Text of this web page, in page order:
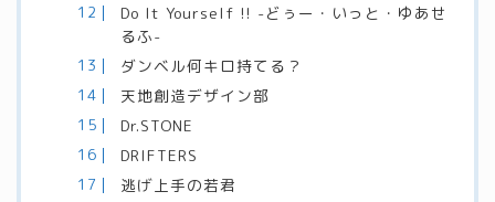
Do It Yourself !! -どぅー・いっと・ゆあせ
るふ-
ダンベル何キロ持てる？
天地創造デザイン部
Dr.STONE
DRIFTERS
逃げ上手の若君